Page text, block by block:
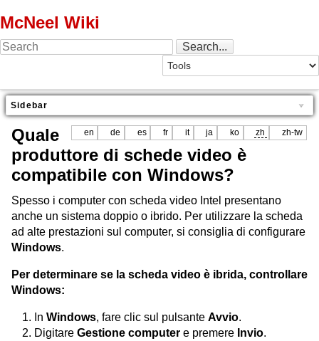
McNeel Wiki
Sidebar
en de es fr it ja ko zh zh-tw
Quale
produttore di schede video è
compatibile con Windows?
Spesso i computer con scheda video Intel presentano
anche un sistema doppio o ibrido. Per utilizzare la scheda
ad alte prestazioni sul computer, si consiglia di configurare
Windows.
Per determinare se la scheda video è ibrida, controllare
Windows:
In Windows, fare clic sul pulsante Avvio.
Digitare Gestione computer e premere Invio.